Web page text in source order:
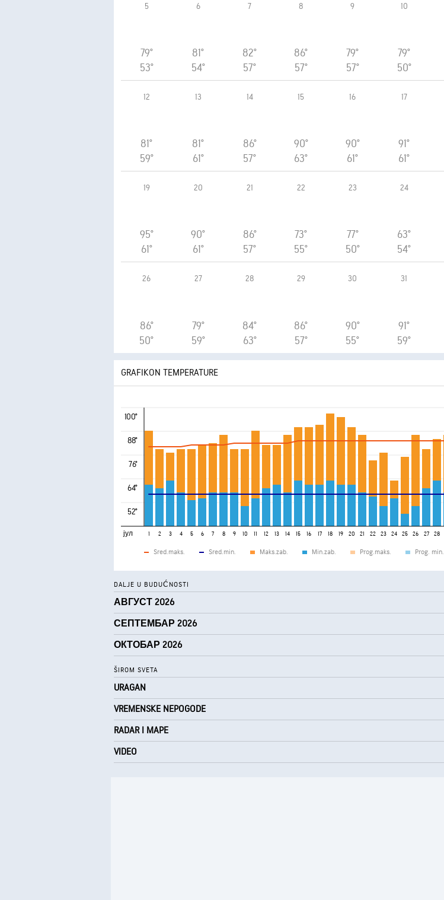
5
79°
53°
6
81°
54°
7
82°
57°
8
86°
57°
9
79°
57°
10
79°
50°
12
81°
59°
13
81°
61°
14
86°
57°
15
90°
63°
16
90°
61°
17
91°
61°
19
95°
61°
20
90°
61°
21
86°
57°
22
73°
55°
23
77°
50°
24
63°
54°
26
86°
50°
27
79°
59°
28
84°
63°
29
86°
57°
30
90°
55°
31
91°
59°
GRAFIKON TEMPERATURE
100°
88°
76°
64°
52°
јул 1 2 3 4 5 6 7 8 9 10 11 12 13 14 15 16 17 18 19 20 21 22 23 24 25 26 27 28
Sred.maks. Sred.min. Maks.zab. Min.zab. Prog.maks. Prog. min.
DALJE U BUDUĆNOSTI
АВГУСТ 2026
СЕПТЕМБАР 2026
ОКТОБАР 2026
ŠIROM SVETA
URAGAN
VREMENSKE NEPOGODE
RADAR I MAPE
VIDEO